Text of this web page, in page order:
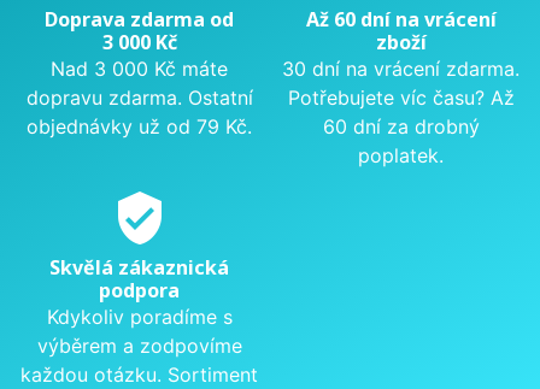
Doprava zdarma od
3 000 Kč
Nad 3 000 Kč máte
dopravu zdarma. Ostatní
objednávky už od 79 Kč.
Až 60 dní na vrácení
zboží
30 dní na vrácení zdarma.
Potřebujete víc času? Až
60 dní za drobný
poplatek.
verified_user
Skvělá zákaznická
podpora
Kdykoliv poradíme s
výběrem a zodpovíme
každou otázku. Sortiment